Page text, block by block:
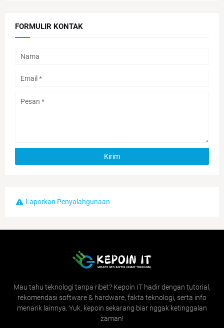
FORMULIR KONTAK
Laporkan Penyalahgunaan
Mau tahu teknologi tanpa ribet? Kepoin IT hadir dengan tutorial,
rekomendasi software & hardware, fakta teknologi, serta info
menarik lainnya. Yuk, kepoin sekarang biar nggak ketinggalan
zaman!